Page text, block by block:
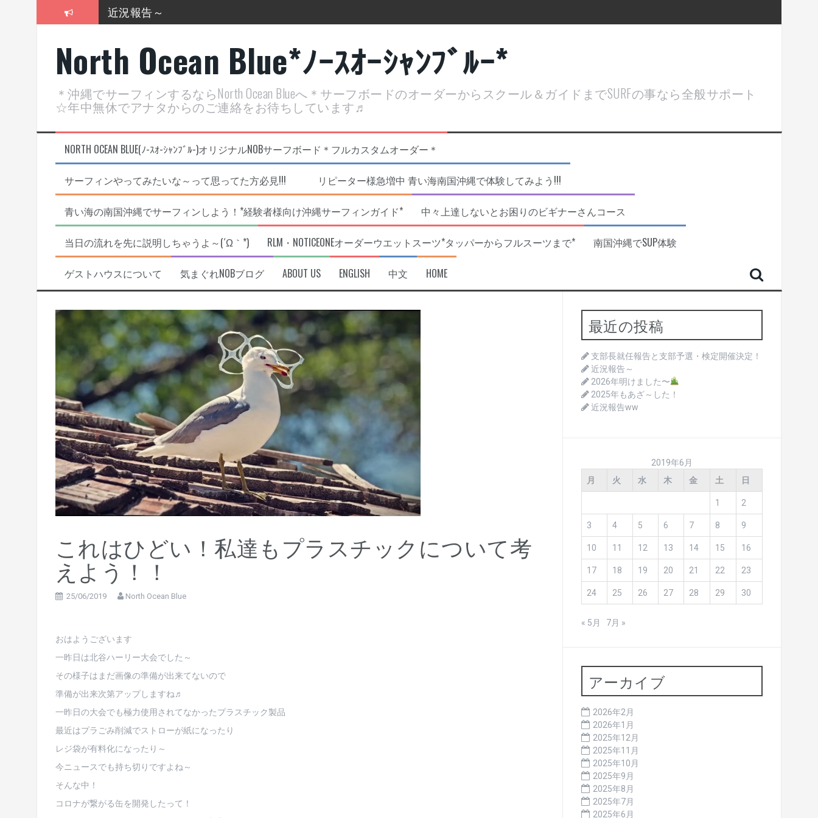
近況報告～
2025年もあざ～した！
ヤッチマッターーーー！！！
支部長就任報告と支部予選・検定開催決定！
North Ocean Blue*ﾉｰｽｵｰｼｬﾝﾌﾞﾙｰ*
＊沖縄でサーフィンするならNorth Ocean Blueへ＊サーフボードのオーダーからスクール＆ガイドまでSURFの事なら全般サポート
☆年中無休でアナタからのご連絡をお待ちしています♬
NORTH OCEAN BLUE(ﾉ-ｽｵ-ｼｬﾝﾌﾞﾙ-)オリジナルNOBサーフボード＊フルカスタムオーダー＊
サーフィンやってみたいな～って思ってた方必見!!! リピーター様急増中 青い海南国沖縄で体験してみよう!!!
青い海の南国沖縄でサーフィンしよう！*経験者様向け沖縄サーフィンガイド* 中々上達しないとお困りのビギナーさんコース
当日の流れを先に説明しちゃうよ～(´Ω｀*) RLM・NOTICEONEオーダーウエットスーツ*タッパーからフルスーツまで* 南国沖縄でSUP体験
ゲストハウスについて 気まぐれNOBブログ ABOUT US ENGLISH 中文 HOME
これはひどい！私達もプラスチックについて考
えよう！！
25/06/2019 North Ocean Blue
おはようございます
一昨日は北谷ハーリー大会でした～
その様子はまだ画像の準備が出来てないので
準備が出来次第アップしますね♬
一昨日の大会でも極力使用されてなかったプラスチック製品
最近はプラごみ削減でストローが紙になったり
レジ袋が有料化になったり～
今ニュースでも持ち切りですよね～
そんな中！
コロナが繋がる缶を開発したって！
最近の投稿
支部長就任報告と支部予選・検定開催決定！
近況報告～
2026年明けました〜
2025年もあざ～した！
近況報告ww
2019年6月
月
火 水 木 金 土 日
1 2
3 4 5 6 7 8 9
10 11 12 13 14 15 16
17 18 19 20 21 22 23
24 25 26 27 28 29 30
« 5月 7月 »
アーカイブ
2026年2月
2026年1月
2025年12月
2025年11月
2025年10月
2025年9月
2025年8月
2025年7月
2025年6月